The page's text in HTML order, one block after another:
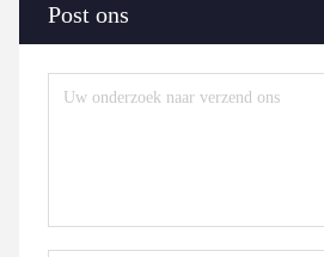
Post ons